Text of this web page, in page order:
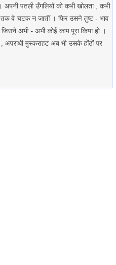
पतली उँगलियों को कभी खोलता , कभी
वे चटक न जातीं । फिर उसने तुष्ट - भाव
अभी - अभी कोई काम पूरा किया हो ।
मुस्कराहट अब भी उसके होंठों पर